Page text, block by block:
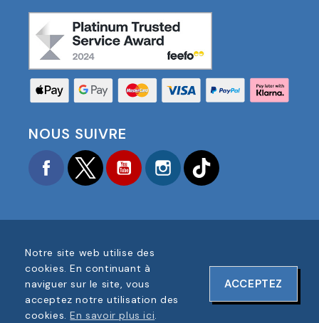
NOUS SUIVRE
FacebookTwitter YouTubeInstagram
COPYRIGHT © 2025 FOOTBALL AMERICA UK TOUS
DROITS RÉSERVÉS
NUMÉRO D'ENREGISTREMENT DE L'ENTREPRISE :
06354287
Notre site web utilise des
cookies. En continuant à
naviguer sur le site, vous
acceptez notre utilisation des
cookies.En savoir plus ici.
ACCEPTEZ